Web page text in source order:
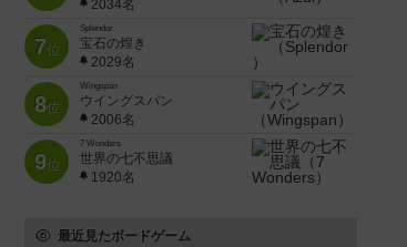
2034名
7位
Splendor
宝石の煌き
2029名
8位
Wingspan
ウイングスパン
2006名
9位
7 Wonders
世界の七不思議
1920名
最近見たボードゲーム